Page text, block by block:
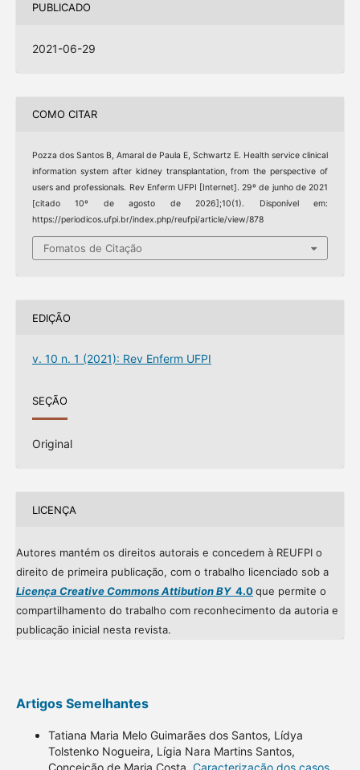
PUBLICADO
2021-06-29
COMO CITAR
Pozza dos Santos B, Amaral de Paula E, Schwartz E. Health service clinical
information system after kidney transplantation, from the perspective of
users and professionals. Rev Enferm UFPI [Internet]. 29º de junho de 2021
[citado 10º de agosto de 2026];10(1). Disponível em:
https://periodicos.ufpi.br/index.php/reufpi/article/view/878
Fomatos de Citação
EDIÇÃO
v. 10 n. 1 (2021): Rev Enferm UFPI
SEÇÃO
Original
LICENÇA
Autores mantém os direitos autorais e concedem à REUFPI o
direito de primeira publicação, com o trabalho licenciado sob a
Licença Creative Commons Attibution BY4.0que permite o
compartilhamento do trabalho com reconhecimento da autoria e
publicação inicial nesta revista.
Artigos Semelhantes
Tatiana Maria Melo Guimarães dos Santos, Lídya
Tolstenko Nogueira, Lígia Nara Martins Santos,